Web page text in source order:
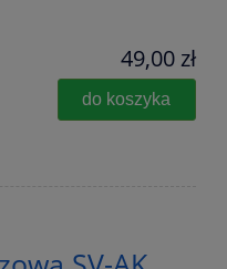
49,00 zł
do koszyka